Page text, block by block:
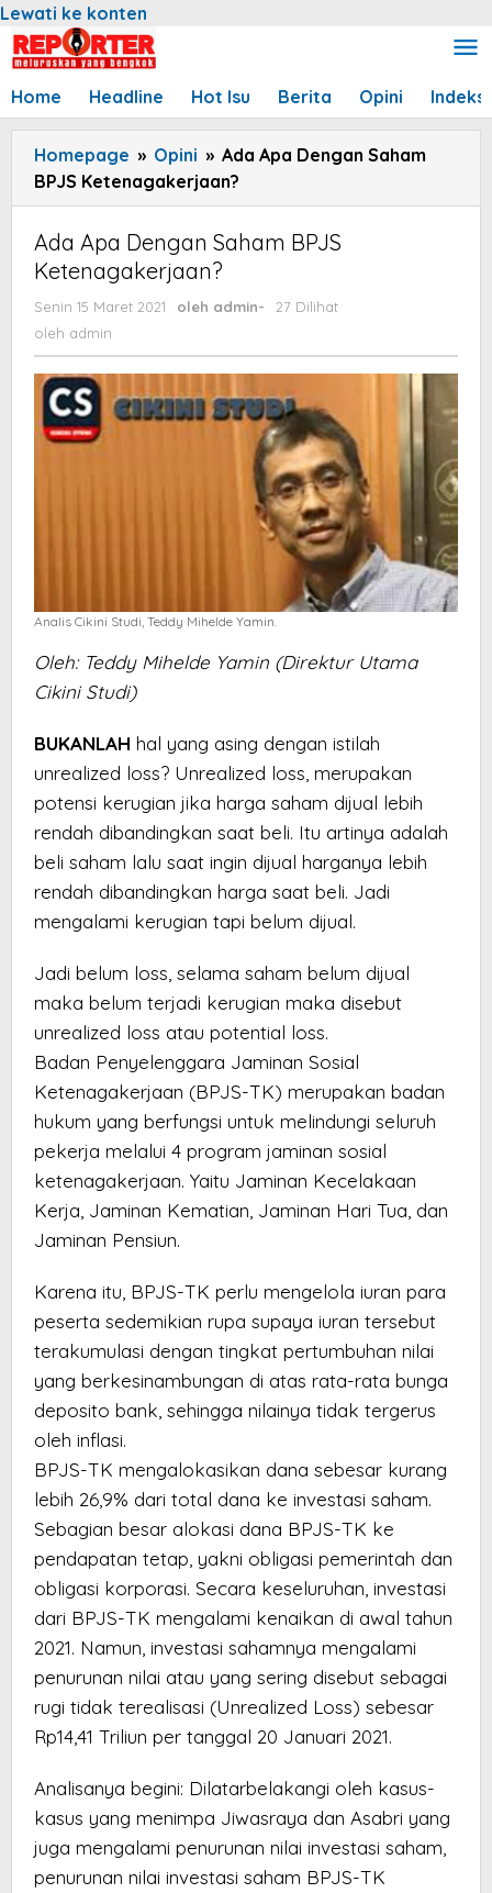
Lewati ke konten
Home Headline Hot Isu Berita Opini Indeks
Homepage » Opini » Ada Apa Dengan Saham
BPJS Ketenagakerjaan?
Ada Apa Dengan Saham BPJS
Ketenagakerjaan?
Senin 15 Maret 2021 oleh admin-
27 Dilihat
oleh admin
Analis Cikini Studi, Teddy Mihelde Yamin.
Oleh: Teddy Mihelde Yamin (Direktur Utama
Cikini Studi)
BUKANLAH hal yang asing dengan istilah
unrealized loss? Unrealized loss, merupakan
potensi kerugian jika harga saham dijual lebih
rendah dibandingkan saat beli. Itu artinya adalah
beli saham lalu saat ingin dijual harganya lebih
rendah dibandingkan harga saat beli. Jadi
mengalami kerugian tapi belum dijual.
Jadi belum loss, selama saham belum dijual
maka belum terjadi kerugian maka disebut
unrealized loss atau potential loss.
Badan Penyelenggara Jaminan Sosial
Ketenagakerjaan (BPJS-TK) merupakan badan
hukum yang berfungsi untuk melindungi seluruh
pekerja melalui 4 program jaminan sosial
ketenagakerjaan. Yaitu Jaminan Kecelakaan
Kerja, Jaminan Kematian, Jaminan Hari Tua, dan
Jaminan Pensiun.
Karena itu, BPJS-TK perlu mengelola iuran para
peserta sedemikian rupa supaya iuran tersebut
terakumulasi dengan tingkat pertumbuhan nilai
yang berkesinambungan di atas rata-rata bunga
deposito bank, sehingga nilainya tidak tergerus
oleh inflasi.
BPJS-TK mengalokasikan dana sebesar kurang
lebih 26,9% dari total dana ke investasi saham.
Sebagian besar alokasi dana BPJS-TK ke
pendapatan tetap, yakni obligasi pemerintah dan
obligasi korporasi. Secara keseluruhan, investasi
dari BPJS-TK mengalami kenaikan di awal tahun
2021. Namun, investasi sahamnya mengalami
penurunan nilai atau yang sering disebut sebagai
rugi tidak terealisasi (Unrealized Loss) sebesar
Rp14,41 Triliun per tanggal 20 Januari 2021.
Analisanya begini: Dilatarbelakangi oleh kasus-
kasus yang menimpa Jiwasraya dan Asabri yang
juga mengalami penurunan nilai investasi saham,
penurunan nilai investasi saham BPJS-TK